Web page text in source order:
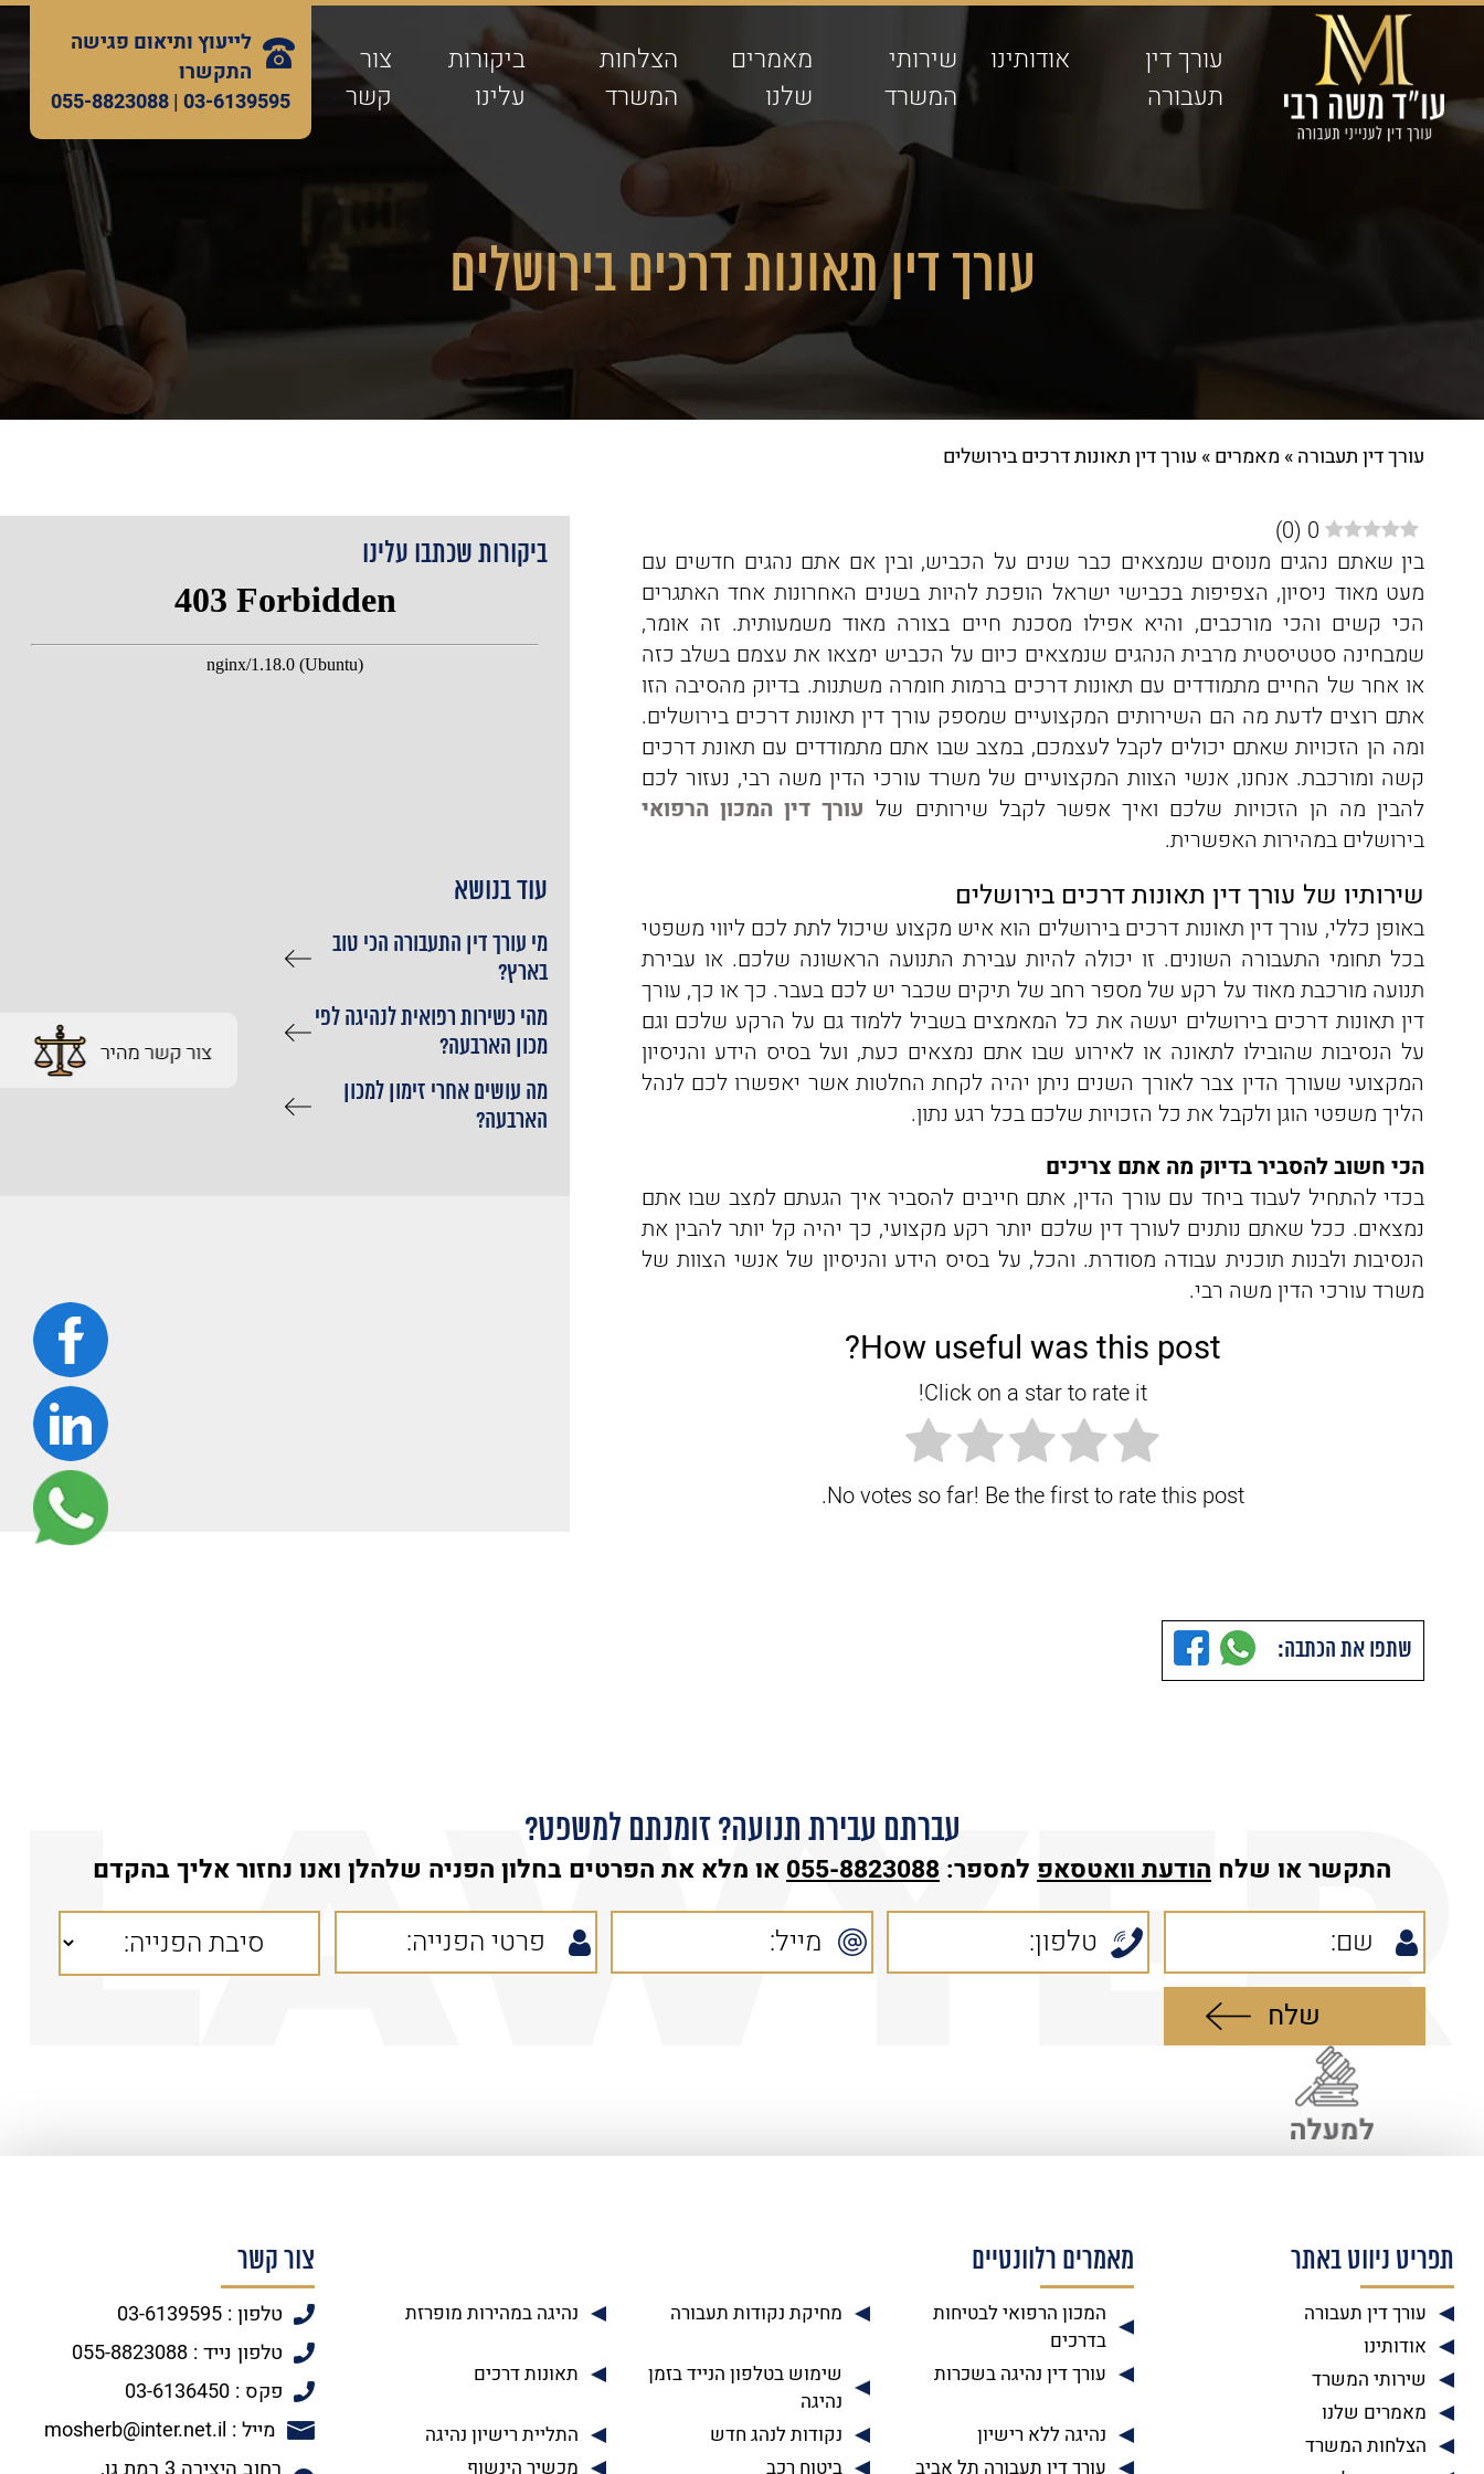
עורך דין
תעבורה
אודותינו
שירותי
המשרד
מאמרים
שלנו
הצלחות
המשרד
ביקורות
עלינו
צור
קשר
לייעוץ ותיאום פגישה
התקשרו
03-6139595 |
055-8823088
עורך דין תאונות דרכים בירושלים
עורך דין תעבורה» מאמרים» עורך דין תאונות דרכים בירושלים
0
(
0
)
בין שאתם נהגים מנוסים שנמצאים כבר שנים על הכביש, ובין אם אתם נהגים חדשים עם
מעט מאוד ניסיון, הצפיפות בכבישי ישראל הופכת להיות בשנים האחרונות אחד האתגרים
הכי קשים והכי מורכבים, והיא אפילו מסכנת חיים בצורה מאוד משמעותית. זה אומר,
שמבחינה סטטיסטית מרבית הנהגים שנמצאים כיום על הכביש ימצאו את עצמם בשלב כזה
או אחר של החיים מתמודדים עם תאונות דרכים ברמות חומרה משתנות. בדיוק מהסיבה הזו
אתם רוצים לדעת מה הם השירותים המקצועיים שמספק עורך דין תאונות דרכים בירושלים.
ומה הן הזכויות שאתם יכולים לקבל לעצמכם, במצב שבו אתם מתמודדים עם תאונת דרכים
קשה ומורכבת. אנחנו, אנשי הצוות המקצועיים של משרד עורכי הדין משה רבי, נעזור לכם
להבין מה הן הזכויות שלכם ואיך אפשר לקבל שירותים של עורך דין המכון הרפואי
בירושלים במהירות האפשרית.
שירותיו של עורך דין תאונות דרכים בירושלים
באופן כללי, עורך דין תאונות דרכים בירושלים הוא איש מקצוע שיכול לתת לכם ליווי משפטי
בכל תחומי התעבורה השונים. זו יכולה להיות עבירת התנועה הראשונה שלכם. או עבירת
תנועה מורכבת מאוד על רקע של מספר רחב של תיקים שכבר יש לכם בעבר. כך או כך, עורך
דין תאונות דרכים בירושלים יעשה את כל המאמצים בשביל ללמוד גם על הרקע שלכם וגם
על הנסיבות שהובילו לתאונה או לאירוע שבו אתם נמצאים כעת, ועל בסיס הידע והניסיון
המקצועי שעורך הדין צבר לאורך השנים ניתן יהיה לקחת החלטות אשר יאפשרו לכם לנהל
הליך משפטי הוגן ולקבל את כל הזכויות שלכם בכל רגע נתון.
הכי חשוב להסביר בדיוק מה אתם צריכים
בכדי להתחיל לעבוד ביחד עם עורך הדין, אתם חייבים להסביר איך הגעתם למצב שבו אתם
נמצאים. ככל שאתם נותנים לעורך דין שלכם יותר רקע מקצועי, כך יהיה קל יותר להבין את
הנסיבות ולבנות תוכנית עבודה מסודרת. והכל, על בסיס הידע והניסיון של אנשי הצוות של
משרד עורכי הדין משה רבי.
How useful was this post?
Click on a star to rate it!
No votes so far! Be the first to rate this post.
ביקורות שכתבו עלינו
עוד בנושא
מי עורך דין התעבורה הכי טוב
בארץ?
מהי כשירות רפואית לנהיגה לפי
מכון הארבעה?
מה עושים אחרי זימון למכון
הארבעה?
שתפו את הכתבה:
עברתם עבירת תנועה? זומנתם למשפט?
התקשר או שלח הודעת וואטסאפ למספר: 055-8823088 או מלא את הפרטים בחלון הפניה שלהלן ואנו נחזור אליך בהקדם
תפריט ניווט באתר
עורך דין תעבורה
אודותינו
שירותי המשרד
מאמרים שלנו
הצלחות המשרד
מאמרים רלוונטיים
המכון הרפואי לבטיחות
בדרכים
מחיקת נקודות תעבורה נהיגה במהירות מופרזת
עורך דין נהיגה בשכרות
שימוש בטלפון הנייד בזמן
נהיגה
תאונות דרכים
נהיגה ללא רישיון נקודות לנהג חדש
התליית רישיון נהיגה
עורך דין תעבורה תל אביב
ביטוח רכב מכשיר הינשוף
צור קשר
טלפון : 03-6139595
טלפון נייד : 055-8823088
פקס : 03-6136450
מייל : mosherb@inter.net.il